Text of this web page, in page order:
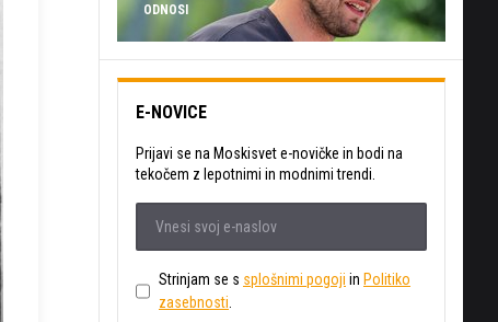
ODNOSI
E-NOVICE
Prijavi se na Moskisvet e-novičke in bodi na
tekočem z lepotnimi in modnimi trendi.
Strinjam se s splošnimi pogoji in Politiko
zasebnosti